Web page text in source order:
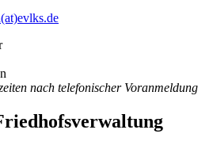
nach telefonischer Voranmeldung